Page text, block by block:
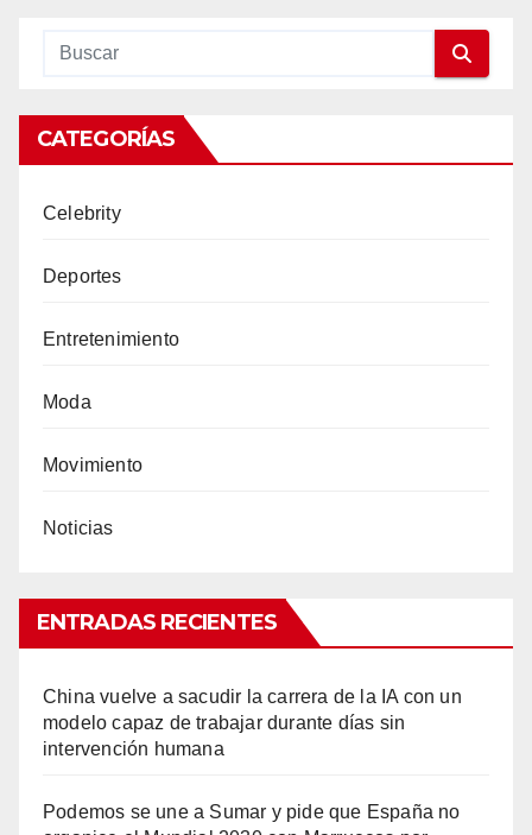
CATEGORÍAS
Celebrity
Deportes
Entretenimiento
Moda
Movimiento
Noticias
ENTRADAS RECIENTES
China vuelve a sacudir la carrera de la IA con un
modelo capaz de trabajar durante días sin
intervención humana
Podemos se une a Sumar y pide que España no